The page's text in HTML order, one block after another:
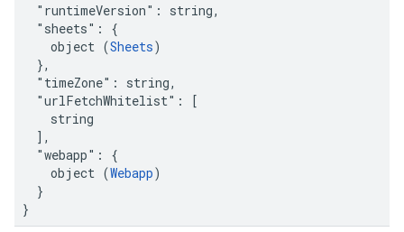
  "runtimeVersion": string,
  "sheets": {
    object (
Sheets)
  },
  "timeZone": string,
  "urlFetchWhitelist": [
    string
  ],
  "webapp": {
    object (
Webapp)
  }
}